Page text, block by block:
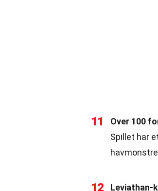
11
Over 100
Spillet har
12 Leviathan-